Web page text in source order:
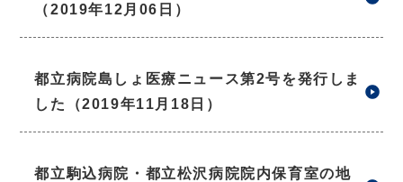
（2019年12月06日）
都立病院島しょ医療ニュース第2号を発行しま
した（2019年11月18日）
都立駒込病院・都立松沢病院院内保育室の地